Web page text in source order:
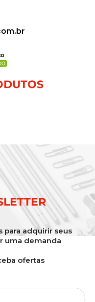
para adquirir seus
uma demanda
ofertas